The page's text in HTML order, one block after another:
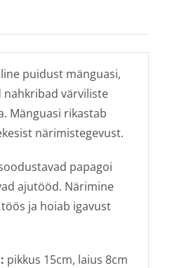
puidust mänguasi,
värviliste
Mänguasi rikastab
närimistegevust.
papagoi
ajutööd. Närimine
ja hoiab igavust
pikkus 15cm, laius 8cm